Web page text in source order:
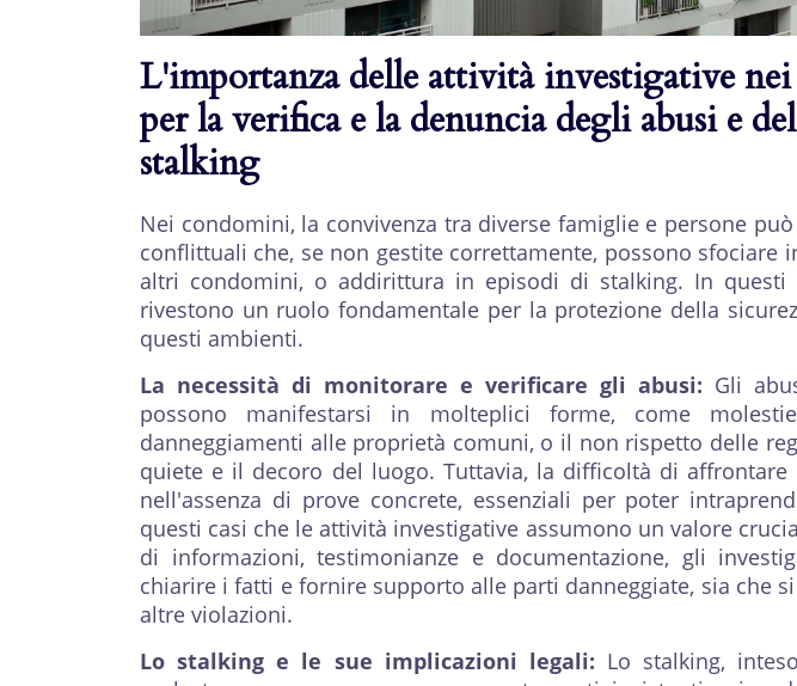
L'importanza delle attività investigative
per la verifica e la denuncia degli abusi e
stalking
Nei condomini, la convivenza tra diverse famiglie e persone
conflittuali che, se non gestite correttamente, possono sfociare
altri condomini, o addirittura in episodi di stalking. In questi
rivestono un ruolo fondamentale per la protezione della
questi ambienti.
La necessità di monitorare e verificare gli abusi: Gli
possono manifestarsi in molteplici forme, come
danneggiamenti alle proprietà comuni, o il non rispetto delle
quiete e il decoro del luogo. Tuttavia, la difficoltà di affrontare
nell'assenza di prove concrete, essenziali per poter
questi casi che le attività investigative assumono un valore
di informazioni, testimonianze e documentazione, gli
chiarire i fatti e fornire supporto alle parti danneggiate, sia che
altre violazioni.
Lo stalking e le sue implicazioni legali: Lo stalking,